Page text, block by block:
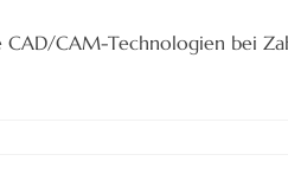
CAD/CAM-Technologien bei